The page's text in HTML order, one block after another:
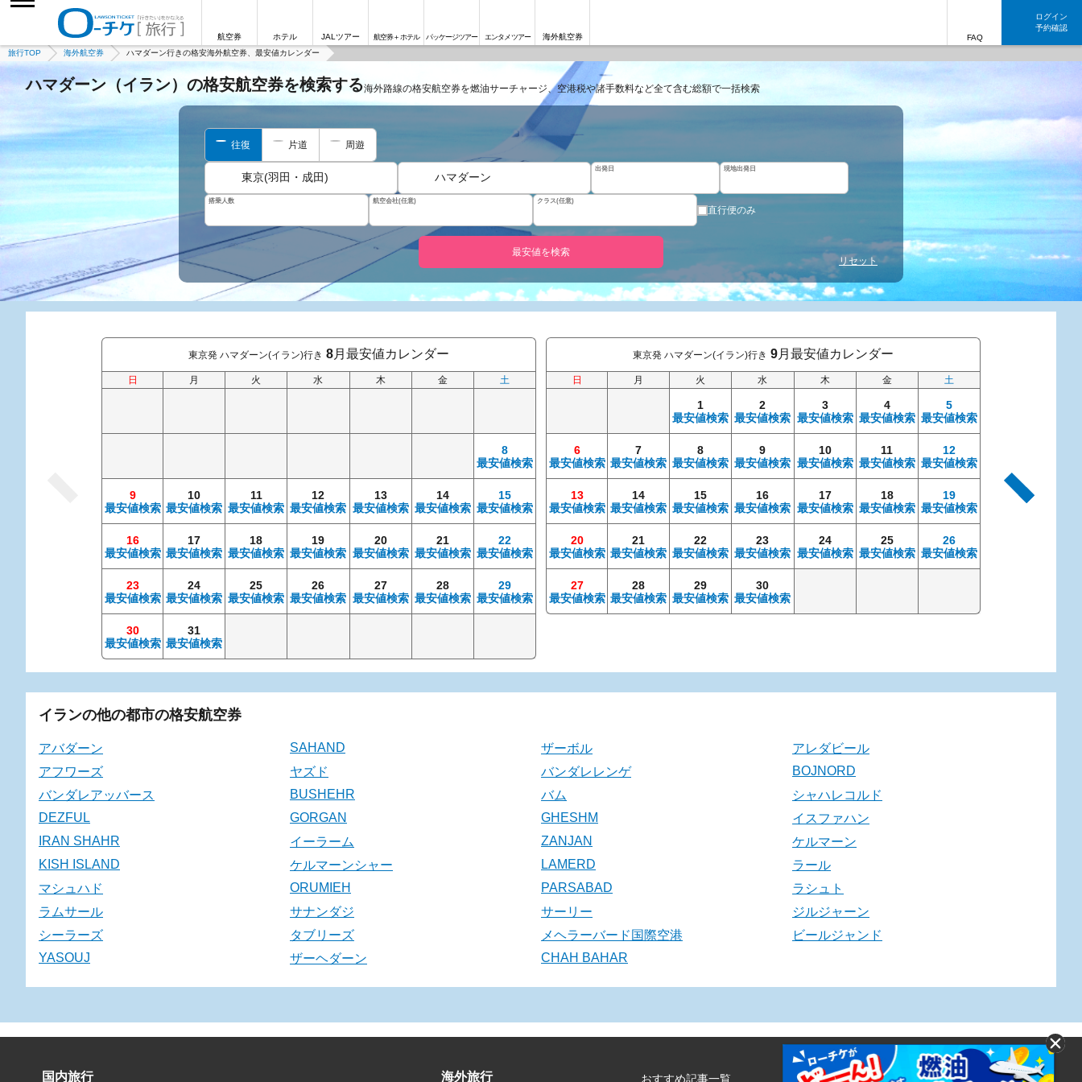
航空券 ホテル JALツアー 航空券＋ホテル パッケージツアー エンタメツアー 海外航空券 FAQ
ログイン
予約確認
旅行TOP 海外航空券 ハマダーン行きの格安海外航空券、最安値カレンダー
ハマダーン（イラン）の格安航空券を検索する海外路線の格安航空券を燃油サーチャージ、空港税や諸手数料など全て含む総額で一括検索
往復 片道 周遊
東京(羽田・成田) ハマダーン
出発日 現地出発日
搭乗人数 航空会社(任意) クラス(任意)
直行便のみ
最安値を検索
リセット
東京発 ハマダーン(イラン)行き 8月最安値カレンダー
日 月 火 水 木 金 土
8
最安値検索
9
最安値検索
10
最安値検索
11
最安値検索
12
最安値検索
13
最安値検索
14
最安値検索
15
最安値検索
16
最安値検索
17
最安値検索
18
最安値検索
19
最安値検索
20
最安値検索
21
最安値検索
22
最安値検索
23
最安値検索
24
最安値検索
25
最安値検索
26
最安値検索
27
最安値検索
28
最安値検索
29
最安値検索
30
最安値検索
31
最安値検索
東京発 ハマダーン(イラン)行き 9月最安値カレンダー
日 月 火 水 木 金 土
1
最安値検索
2
最安値検索
3
最安値検索
4
最安値検索
5
最安値検索
6
最安値検索
7
最安値検索
8
最安値検索
9
最安値検索
10
最安値検索
11
最安値検索
12
最安値検索
13
最安値検索
14
最安値検索
15
最安値検索
16
最安値検索
17
最安値検索
18
最安値検索
19
最安値検索
20
最安値検索
21
最安値検索
22
最安値検索
23
最安値検索
24
最安値検索
25
最安値検索
26
最安値検索
27
最安値検索
28
最安値検索
29
最安値検索
30
最安値検索
11
最安値検索
イランの他の都市の格安航空券
アバダーン SAHAND ザーボル
アレダビール
アフワーズ
ヤズド バンダレレンゲ
BOJNORD
バンダレアッバース
BUSHEHR バム
シャハレコルド
DEZFUL
GORGAN GHESHM
イスファハン
IRAN SHAHR
イーラーム ZANJAN
ケルマーン
KISH ISLAND
ケルマーンシャー LAMERD
ラール
マシュハド
ORUMIEH PARSABAD
ラシュト
ラムサール
サナンダジ サーリー
ジルジャーン
シーラーズ
タブリーズ メヘラーバード国際空港
ビールジャンド
YASOUJ
ザーヘダーン CHAH BAHAR
国内旅行 海外旅行 おすすめ記事一覧 株式会社ローソンエンタテインメント